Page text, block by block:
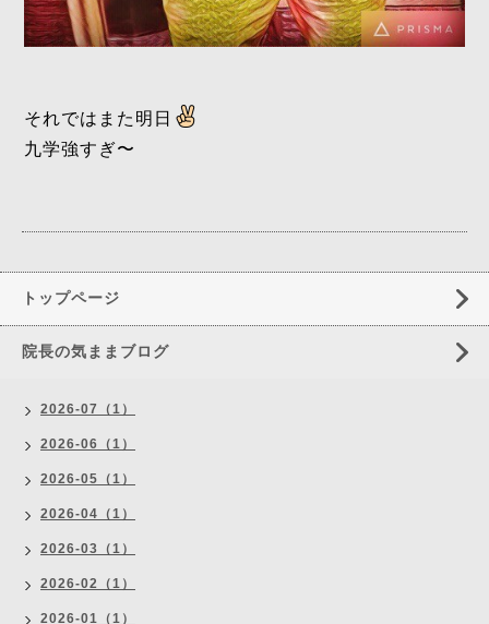
それではまた明日
九学強すぎ〜
トップページ
院長の気ままブログ
2026-07（1）
2026-06（1）
2026-05（1）
2026-04（1）
2026-03（1）
2026-02（1）
2026-01（1）